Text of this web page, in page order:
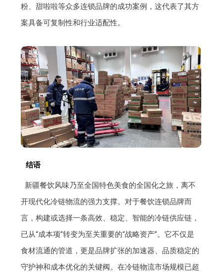
粉、甜啦啦等众多连锁品牌的成功案例，这代表了其方
案具备可复制性和行业适配性。
结语
新疆餐饮风味乃至全国特色美食的全国化之旅，离不
开现代化冷链物流的强力支撑。对于餐饮连锁品牌而
言，构建或选择一条高效、稳定、智能的冷链供应链，
已从“成本项”转变为至关重要的“战略资产”。它不仅是
食材流通的管道，更是品牌扩张的加速器、品质稳定的
守护神和成本优化的关键阀。在冷链物流市场规模已超